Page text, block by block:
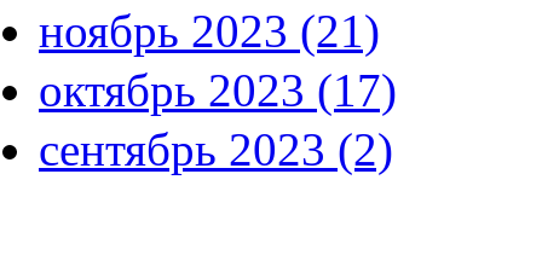
ноябрь 2023 (21)
октябрь 2023 (17)
сентябрь 2023 (2)